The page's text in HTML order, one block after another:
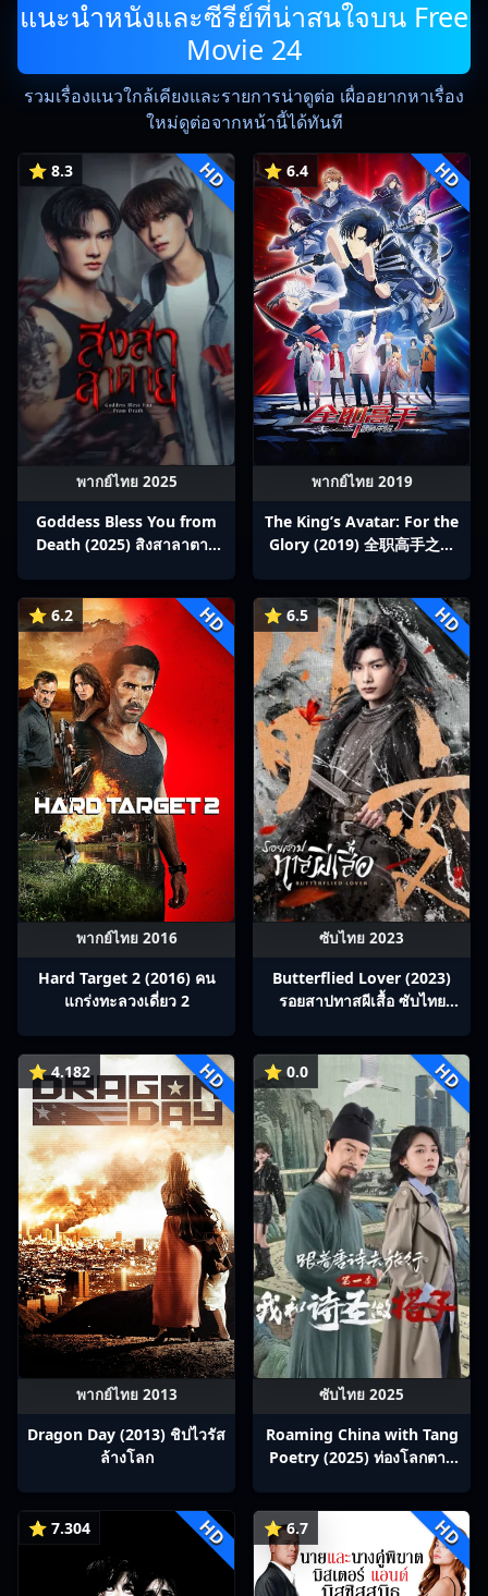
แนะนำหนังและซีรีย์ที่น่าสนใจบน Free
Movie 24
รวมเรื่องแนวใกล้เคียงและรายการน่าดูต่อ เผื่ออยากหาเรื่อง
ใหม่ดูต่อจากหน้านี้ได้ทันที
⭐ 8.3 HD
พากย์ไทย 2025
Goddess Bless You from
Death (2025) สิงสาลาตาย
⭐ 6.4 HD
พากย์ไทย 2019
The King’s Avatar: For the
Glory (2019) 全职高手之巅
⭐ 6.2 HD
พากย์ไทย 2016
Hard Target 2 (2016) คน
แกร่งทะลวงเดี่ยว 2
⭐ 6.5 HD
ซับไทย 2023
Butterflied Lover (2023)
รอยสาปทาสผีเสื้อ ซับไทย
⭐ 4.182 HD
พากย์ไทย 2013
Dragon Day (2013) ชิปไวรัส
ล้างโลก
⭐ 0.0 HD
ซับไทย 2025
Roaming China with Tang
Poetry (2025) ท่องโลกตาม
⭐ 7.304 HD ⭐ 6.7 HD